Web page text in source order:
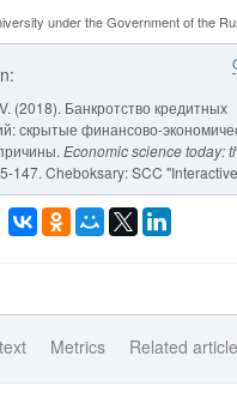
under the Government of the
(2018). Банкротство кредитных
скрытые финансово-
Economic science today:
147. Cheboksary: SCC
Metrics Related